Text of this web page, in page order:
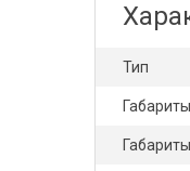
Тип